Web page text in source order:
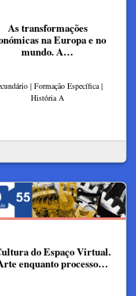
As transformações
na Europa e no
mundo. A…
| Formação Específica |
História A
do Espaço Virtual.
enquanto processo…